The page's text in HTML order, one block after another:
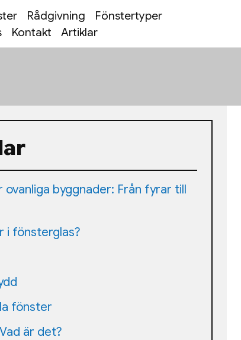
Rådgivning
Fönstertyper
Kontakt Artiklar
byggnader: Från fyrar till
i fönsterglas?
fönster
är det?